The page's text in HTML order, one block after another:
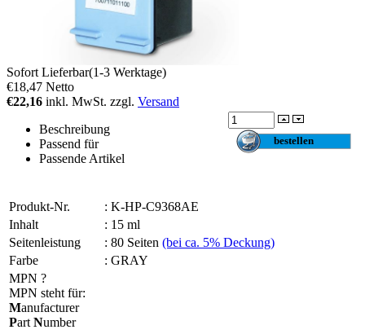
Sofort Lieferbar(1-3 Werktage)
€18,47 Netto
€22,16 inkl. MwSt. zzgl. Versand
Beschreibung
Passend für
Passende Artikel
Produkt-Nr. : K-HP-C9368AE
Inhalt
: 15 ml
Seitenleistung
: 80 Seiten (bei ca. 5% Deckung)
Farbe
: GRAY
MPN ?
MPN steht für:
Manufacturer
Part Number